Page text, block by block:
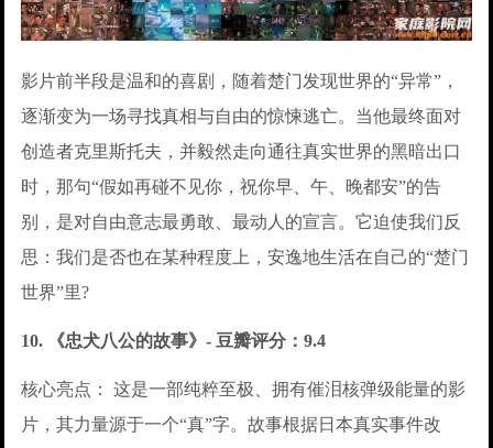
影片前半段是温和的喜剧，随着楚门发现世界的“异常”，
逐渐变为一场寻找真相与自由的惊悚逃亡。当他最终面对
创造者克里斯托夫，并毅然走向通往真实世界的黑暗出口
时，那句“假如再碰不见你，祝你早、午、晚都安”的告
别，是对自由意志最勇敢、最动人的宣言。它迫使我们反
思：我们是否也在某种程度上，安逸地生活在自己的“楚门
世界”里?
10. 《忠犬八公的故事》- 豆瓣评分：9.4
核心亮点： 这是一部纯粹至极、拥有催泪核弹级能量的影
片，其力量源于一个“真”字。故事根据日本真实事件改